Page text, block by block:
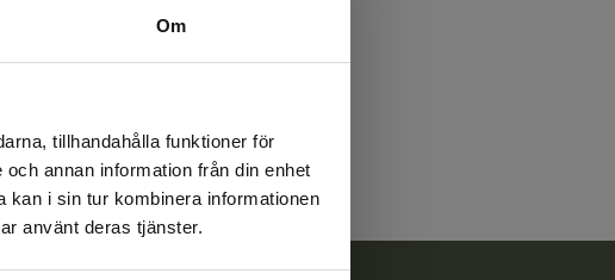
Om
tillhandahålla funktioner för
annan information från din enhet
i sin tur kombinera informationen
använt deras tjänster.
542.00kr
Köp